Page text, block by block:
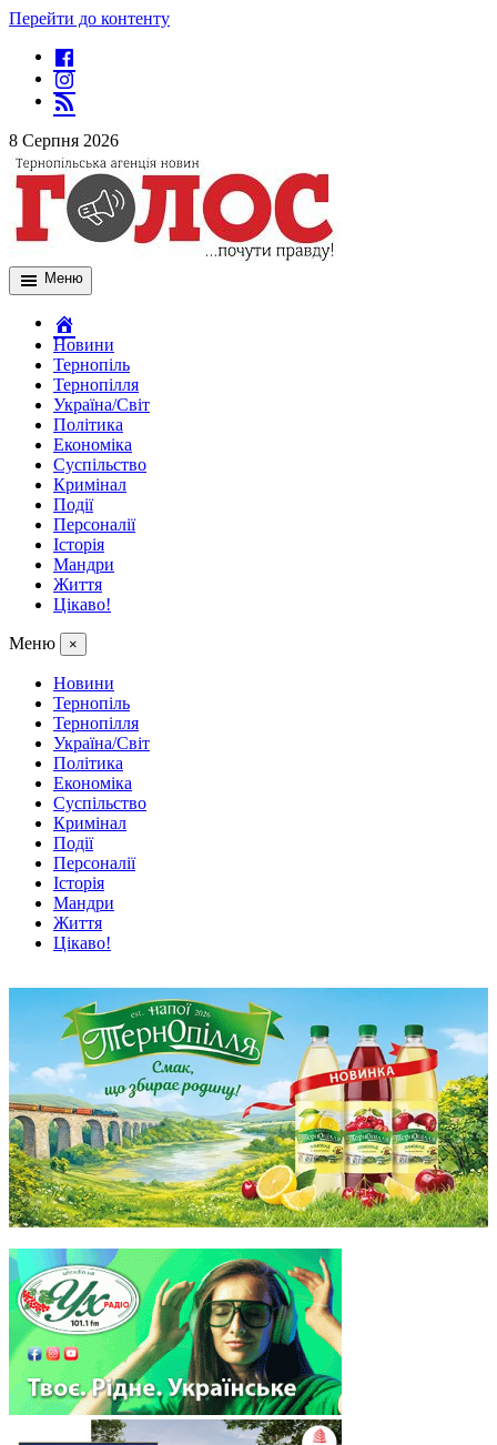
Перейти до контенту
8 Серпня 2026
Меню
Новини
Тернопіль
Тернопілля
Україна/Світ
Політика
Економіка
Суспільство
Кримінал
Події
Персоналії
Історія
Мандри
Життя
Цікаво!
Меню ×
Новини
Тернопіль
Тернопілля
Україна/Світ
Політика
Економіка
Суспільство
Кримінал
Події
Персоналії
Історія
Мандри
Життя
Цікаво!